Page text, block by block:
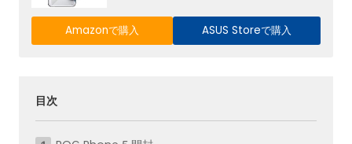
ストームホワイト)【日本正規代理
店品】ZS673KS-WH256R16/A
Amazonで購入 ASUS Storeで購入
目次